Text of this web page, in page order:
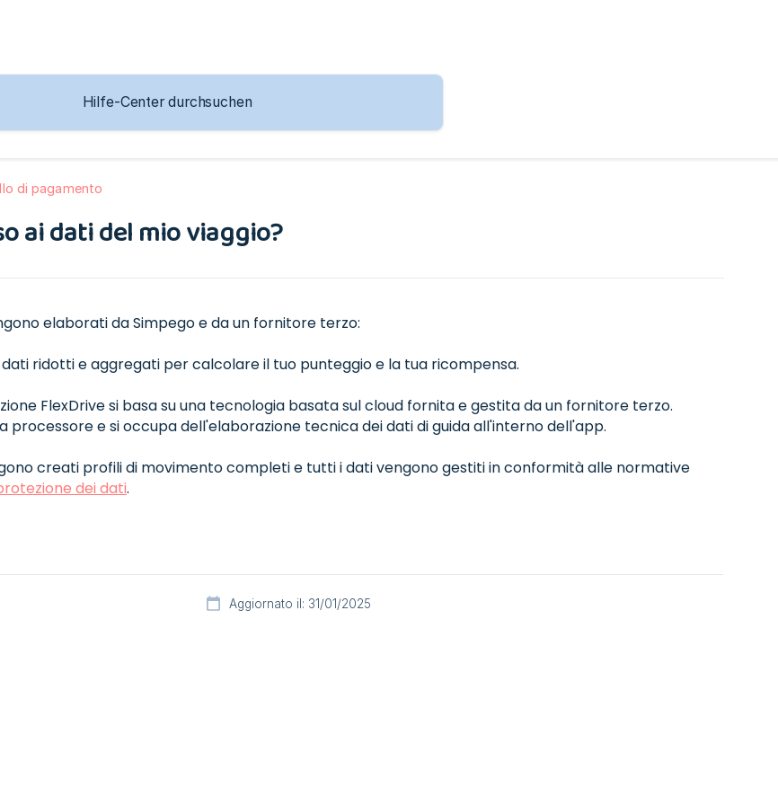
di pagamento
ai dati del mio viaggio?
elaborati da Simpego e da un fornitore terzo:
ridotti e aggregati per calcolare il tuo punteggio e la tua ricompensa.
FlexDrive si basa su una tecnologia basata sul cloud fornita e gestita da un fornitore terzo.
processore e si occupa dell'elaborazione tecnica dei dati di guida all'interno dell'app.
creati profili di movimento completi e tutti i dati vengono gestiti in conformità alle normative
dei dati.
Aggiornato il: 31/01/2025